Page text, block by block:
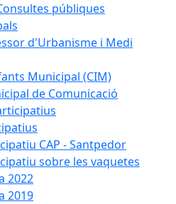
públiques
d'Urbanisme i Medi
Municipal (CIM)
de Comunicació
CAP - Santpedor
sobre les vaquetes
2022
2019